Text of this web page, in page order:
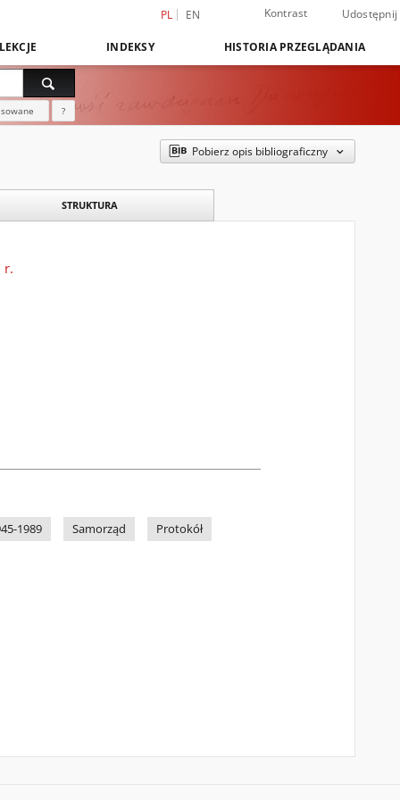
PL EN Kontrast Udostępnij
INDEKSY HISTORIA PRZEGLĄDANIA
?
Pobierz opis bibliograficzny
STRUKTURA
r.
1989 Samorząd Protokół